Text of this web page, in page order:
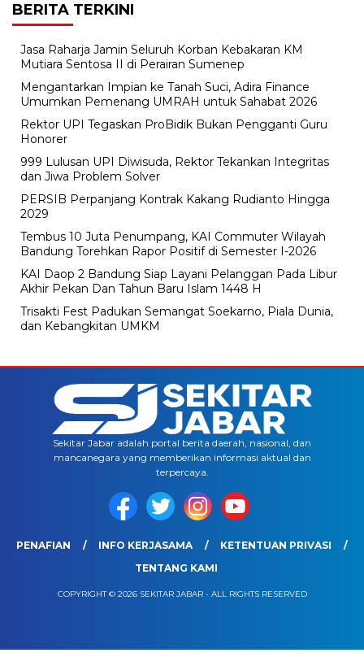
BERITA TERKINI
Jasa Raharja Jamin Seluruh Korban Kebakaran KM
Mutiara Sentosa II di Perairan Sumenep
Mengantarkan Impian ke Tanah Suci, Adira Finance
Umumkan Pemenang UMRAH untuk Sahabat 2026
Rektor UPI Tegaskan ProBidik Bukan Pengganti Guru
Honorer
999 Lulusan UPI Diwisuda, Rektor Tekankan Integritas
dan Jiwa Problem Solver
PERSIB Perpanjang Kontrak Kakang Rudianto Hingga
2029
Tembus 10 Juta Penumpang, KAI Commuter Wilayah
Bandung Torehkan Rapor Positif di Semester I-2026
KAI Daop 2 Bandung Siap Layani Pelanggan Pada Libur
Akhir Pekan Dan Tahun Baru Islam 1448 H
Trisakti Fest Padukan Semangat Soekarno, Piala Dunia,
dan Kebangkitan UMKM
Sekitar Jabar adalah portal berita daerah, nasional, dan
mancanegara yang memberikan informasi aktual dan
terpercaya.
PENAFIAN INFO KERJASAMA
KETENTUAN PRIVASI
TENTANG KAMI
COPYRIGHT © 2026 SEKITAR JABAR - ALL RIGHTS RESERVED